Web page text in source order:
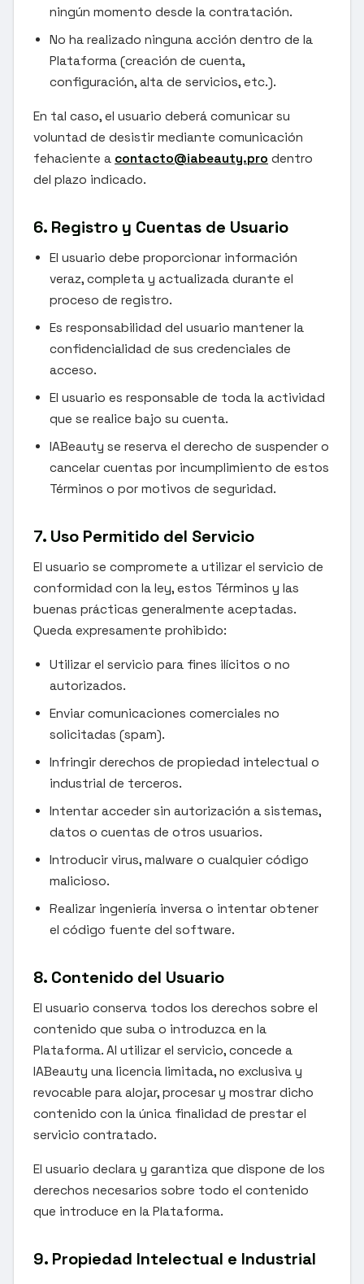
ningún momento desde la contratación.
No ha realizado ninguna acción dentro de la
Plataforma (creación de cuenta,
configuración, alta de servicios, etc.).
En tal caso, el usuario deberá comunicar su
voluntad de desistir mediante comunicación
fehaciente a contacto@iabeauty.pro dentro
del plazo indicado.
6. Registro y Cuentas de Usuario
El usuario debe proporcionar información
veraz, completa y actualizada durante el
proceso de registro.
Es responsabilidad del usuario mantener la
confidencialidad de sus credenciales de
acceso.
El usuario es responsable de toda la actividad
que se realice bajo su cuenta.
IABeauty se reserva el derecho de suspender o
cancelar cuentas por incumplimiento de estos
Términos o por motivos de seguridad.
7. Uso Permitido del Servicio
El usuario se compromete a utilizar el servicio de
conformidad con la ley, estos Términos y las
buenas prácticas generalmente aceptadas.
Queda expresamente prohibido:
Utilizar el servicio para fines ilícitos o no
autorizados.
Enviar comunicaciones comerciales no
solicitadas (spam).
Infringir derechos de propiedad intelectual o
industrial de terceros.
Intentar acceder sin autorización a sistemas,
datos o cuentas de otros usuarios.
Introducir virus, malware o cualquier código
malicioso.
Realizar ingeniería inversa o intentar obtener
el código fuente del software.
8. Contenido del Usuario
El usuario conserva todos los derechos sobre el
contenido que suba o introduzca en la
Plataforma. Al utilizar el servicio, concede a
IABeauty una licencia limitada, no exclusiva y
revocable para alojar, procesar y mostrar dicho
contenido con la única finalidad de prestar el
servicio contratado.
El usuario declara y garantiza que dispone de los
derechos necesarios sobre todo el contenido
que introduce en la Plataforma.
9. Propiedad Intelectual e Industrial